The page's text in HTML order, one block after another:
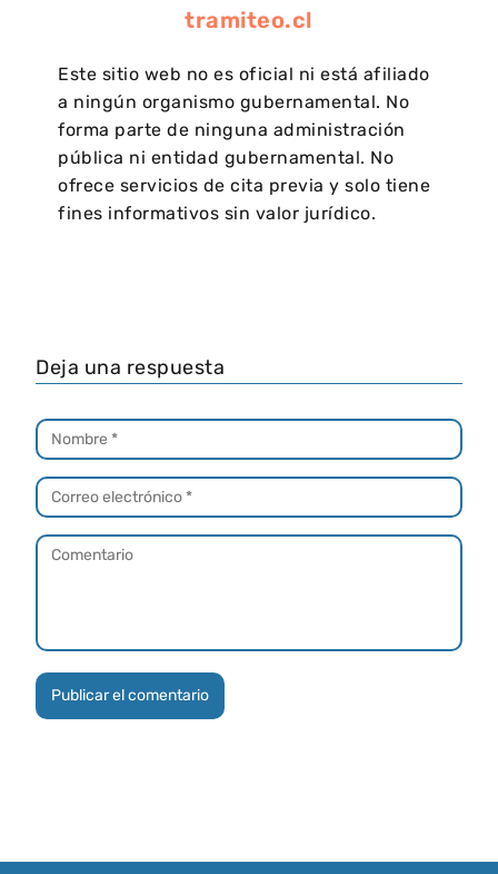
tramiteo.cl
Este sitio web no es oficial ni está afiliado
a ningún organismo gubernamental. No
forma parte de ninguna administración
pública ni entidad gubernamental. No
ofrece servicios de cita previa y solo tiene
fines informativos sin valor jurídico.
Deja una respuesta